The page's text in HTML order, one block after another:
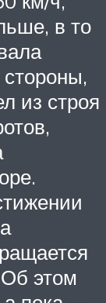
в то
из строя
этом